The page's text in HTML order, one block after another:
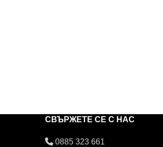
СВЪРЖЕТЕ СЕ С НАС
0885 323 661